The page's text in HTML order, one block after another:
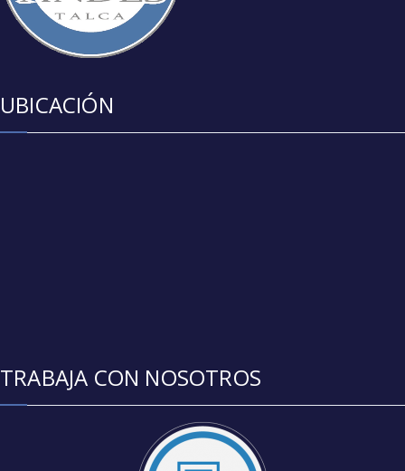
UBICACIÓN
TRABAJA CON NOSOTROS